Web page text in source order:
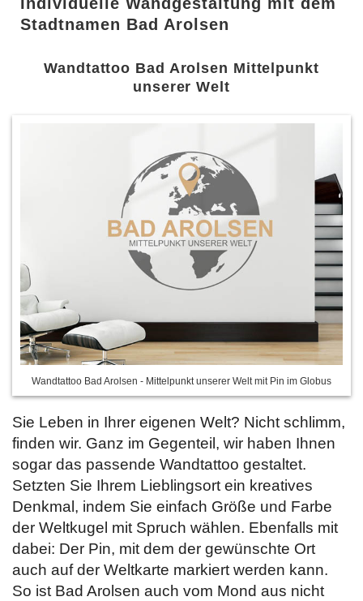
Stadtnamen Bad Arolsen
Wandtattoo Bad Arolsen Mittelpunkt
unserer Welt
Wandtattoo Bad Arolsen - Mittelpunkt unserer Welt mit Pin im Globus
Sie Leben in Ihrer eigenen Welt? Nicht schlimm,
finden wir. Ganz im Gegenteil, wir haben Ihnen
sogar das passende Wandtattoo gestaltet.
Setzten Sie Ihrem Lieblingsort ein kreatives
Denkmal, indem Sie einfach Größe und Farbe
der Weltkugel mit Spruch wählen. Ebenfalls mit
dabei: Der Pin, mit dem der gewünschte Ort
auch auf der Weltkarte markiert werden kann.
So ist Bad Arolsen auch vom Mond aus nicht